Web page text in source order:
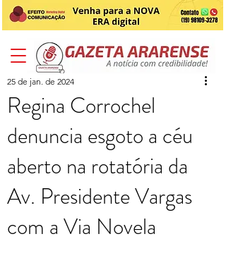
Regina Corrochel
denuncia esgoto a céu
aberto na rotatória da
Av. Presidente Vargas
com a Via Novela
25 de jan. de 2024